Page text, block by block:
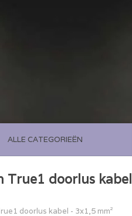
ALLE CATEGORIEËN
True1 doorlus kabel
doorlus kabel - 3x1,5 mm²